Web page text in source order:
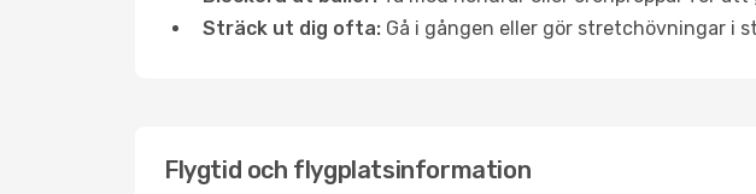
Sträck ut dig ofta: Gå i gången eller gör stretchövningar i
Flygtid och flygplatsinformation